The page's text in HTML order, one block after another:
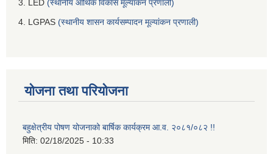
3. LED (स्थानीय आर्थिक विकास मूल्यांकन प्रणाली)
4. LGPAS (स्थानीय शासन कार्यसम्पादन मूल्यांकन प्रणाली)
योजना तथा परियोजना
बहुक्षेत्रीय पोषण योजनाको बार्षिक कार्यक्रम आ.व. २०८१/०८२ !!
मिति: 02/18/2025 - 10:33